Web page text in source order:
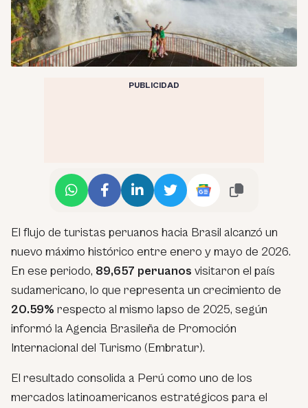
PUBLICIDAD
El flujo de turistas peruanos hacia Brasil alcanzó un
nuevo máximo histórico entre enero y mayo de 2026.
En ese periodo, 89,657 peruanos visitaron el país
sudamericano, lo que representa un crecimiento de
20.59% respecto al mismo lapso de 2025, según
informó la Agencia Brasileña de Promoción
Internacional del Turismo (Embratur).
El resultado consolida a Perú como uno de los
mercados latinoamericanos estratégicos para el